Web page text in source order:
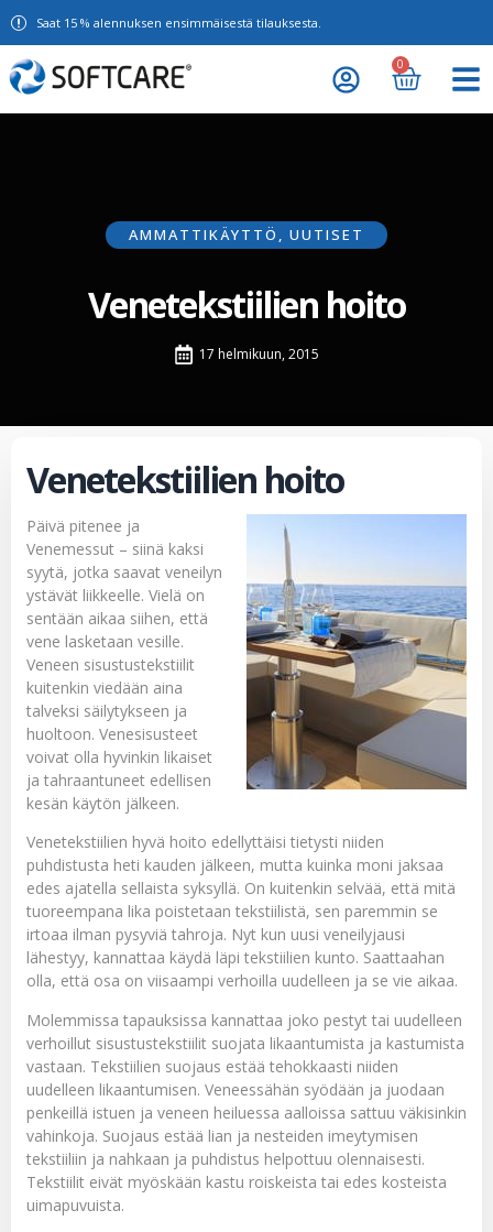
Saat 15 % alennuksen ensimmäisestä tilauksesta.
0
AMMATTIKÄYTTÖ , UUTISET
Venetekstiilien hoito
17 helmikuun, 2015
Venetekstiilien hoito
Päivä pitenee ja
Venemessut – siinä kaksi
syytä, jotka saavat veneilyn
ystävät liikkeelle. Vielä on
sentään aikaa siihen, että
vene lasketaan vesille.
Veneen sisustustekstiilit
kuitenkin viedään aina
talveksi säilytykseen ja
huoltoon. Venesisusteet
voivat olla hyvinkin likaiset
ja tahraantuneet edellisen
kesän käytön jälkeen.
Venetekstiilien hyvä hoito edellyttäisi tietysti niiden
puhdistusta heti kauden jälkeen, mutta kuinka moni jaksaa
edes ajatella sellaista syksyllä. On kuitenkin selvää, että mitä
tuoreempana lika poistetaan tekstiilistä, sen paremmin se
irtoaa ilman pysyviä tahroja. Nyt kun uusi veneilyjausi
lähestyy, kannattaa käydä läpi tekstiilien kunto. Saattaahan
olla, että osa on viisaampi verhoilla uudelleen ja se vie aikaa.
Molemmissa tapauksissa kannattaa joko pestyt tai uudelleen
verhoillut sisustustekstiilit suojata likaantumista ja kastumista
vastaan. Tekstiilien suojaus estää tehokkaasti niiden
uudelleen likaantumisen. Veneessähän syödään ja juodaan
penkeillä istuen ja veneen heiluessa aalloissa sattuu väkisinkin
vahinkoja. Suojaus estää lian ja nesteiden imeytymisen
tekstiiliin ja nahkaan ja puhdistus helpottuu olennaisesti.
Tekstiilit eivät myöskään kastu roiskeista tai edes kosteista
uimapuvuista.